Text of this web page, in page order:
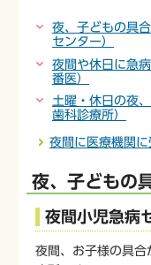
夜、子どもの具
センター）
夜間や休日に急
番医）
土曜・休日の夜
歯科診療所）
夜間に医療機関
夜、子どもの
夜間小児急病
夜間、お子様の具合